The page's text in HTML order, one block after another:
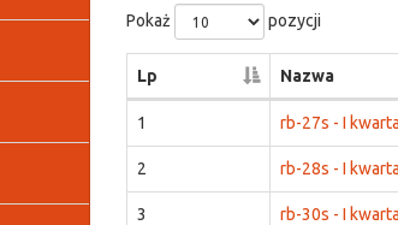
Pokaż pozycji
Lp Nazwa
1 rb-27s - I
2 rb-28s - I
3 rb-30s - I